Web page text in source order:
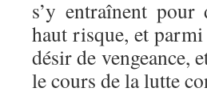
s’y entraînent pour
haut risque, et
désir de vengeance,
le cours de la lutte